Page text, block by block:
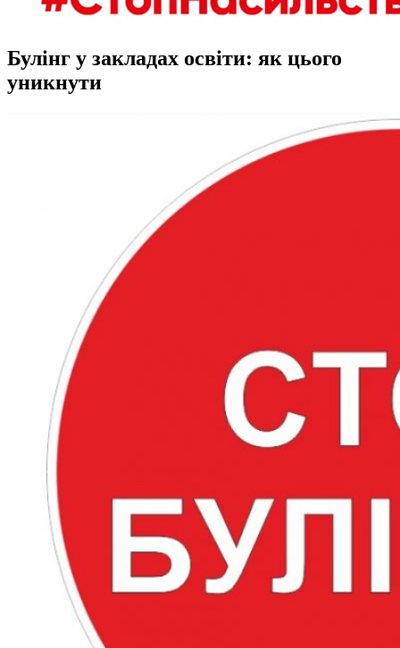
Булінг у закладах освіти: як цього
уникнути